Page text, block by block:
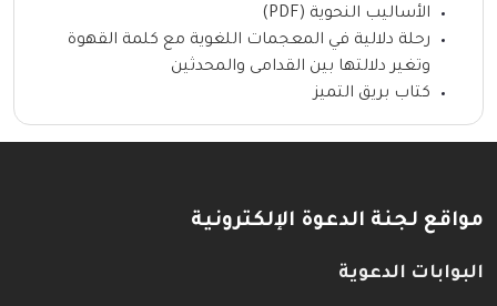
الأساليب النحوية (PDF)
رحلة دلالية في المعجمات اللغوية مع كلمة القهوة
وتغير دلالتها بين القدامى والمحدثين
كتاب بريق التميز
مواقع لجنة الدعوة الإلكترونية
البوابات الدعوية